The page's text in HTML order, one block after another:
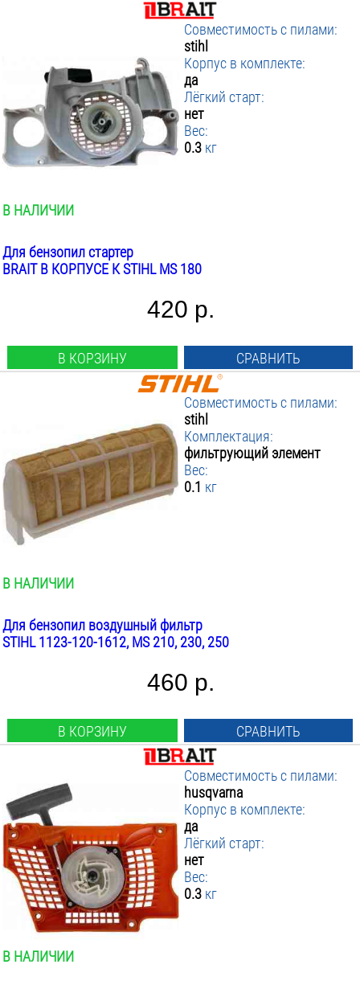
Совместимость с пилами:
stihl
Корпус в комплекте:
да
Лёгкий старт:
нет
Вес:
0.3 кг
В НАЛИЧИИ
Для бензопил стартер
BRAIT В КОРПУСЕ К STIHL MS 180
420 р.
В КОРЗИНУ СРАВНИТЬ
Совместимость с пилами:
stihl
Комплектация:
фильтрующий элемент
Вес:
0.1 кг
В НАЛИЧИИ
Для бензопил воздушный фильтр
STIHL 1123-120-1612, MS 210, 230, 250
460 р.
В КОРЗИНУ СРАВНИТЬ
Совместимость с пилами:
husqvarna
Корпус в комплекте:
да
Лёгкий старт:
нет
Вес:
0.3 кг
В НАЛИЧИИ